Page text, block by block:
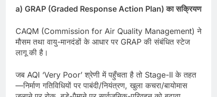
a) GRAP (Graded Response Action Plan) का सक्रियण
CAQM (Commission for Air Quality Management) ने
मौसम तथा वायु-मानदंडों के आधार पर GRAP की संबंधित स्टेज
लागू की है।
जब AQI ‘Very Poor’ श्रेणी में पहुँचता है तो Stage-II के तहत
—निर्माण गतिविधियों पर पाबंदी/नियंत्रण, खुला कचरा/बायोमास